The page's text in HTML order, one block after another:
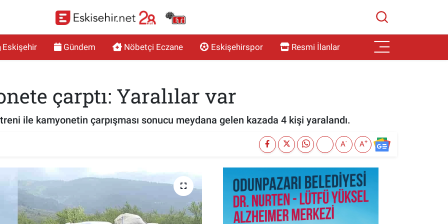
Eskişehir Gündem Nöbetçi Eczane Eskişehirspor Resmi İlanlar
çarptı: Yaralılar var
ile kamyonetin çarpışması sonucu meydana gelen kazada 4 kişi yaralandı.
A- A+